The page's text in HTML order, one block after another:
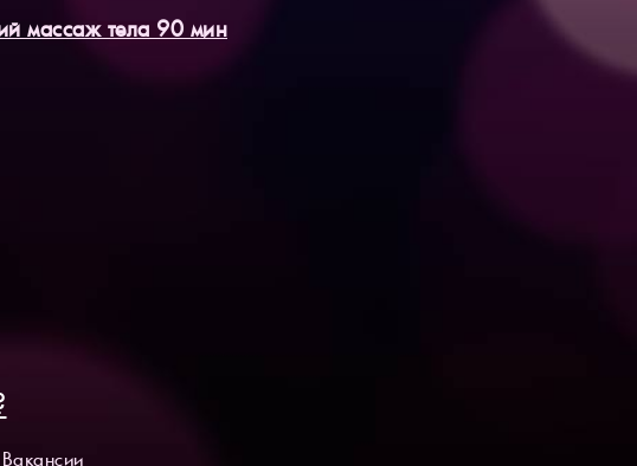
массаж тела 90 мин
Вакансии